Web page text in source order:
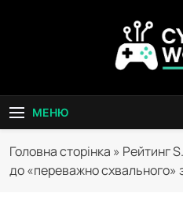
МЕНЮ
Головна сторінка » Рейтинг
до «переважно схвального»